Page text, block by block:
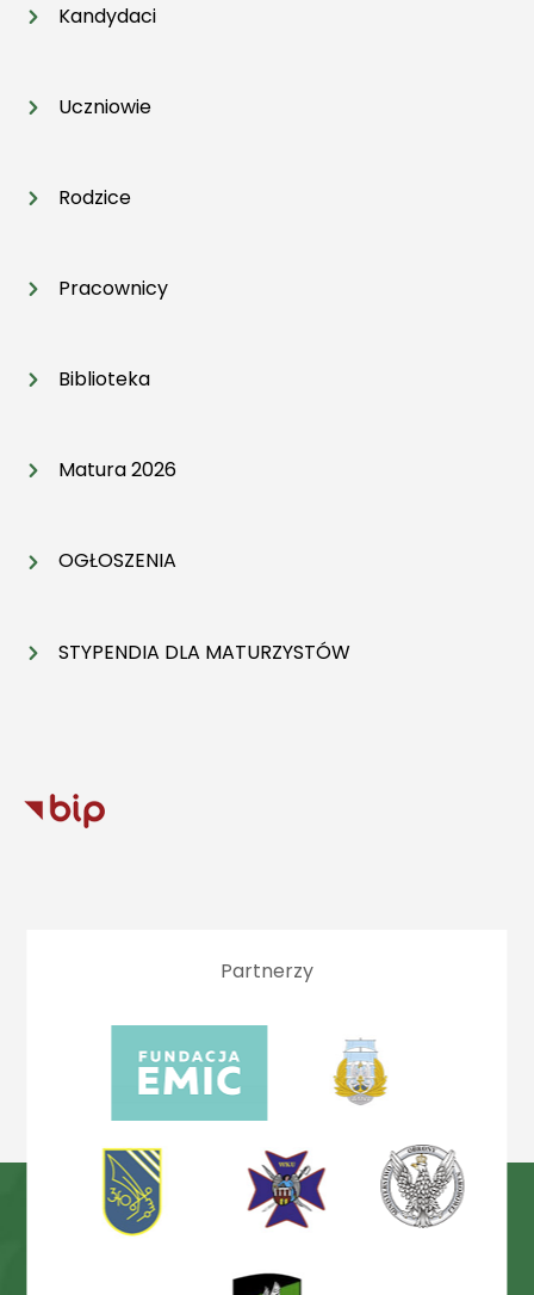
Kandydaci
Uczniowie
Rodzice
Pracownicy
Biblioteka
Matura 2026
OGŁOSZENIA
STYPENDIA DLA MATURZYSTÓW
Partnerzy